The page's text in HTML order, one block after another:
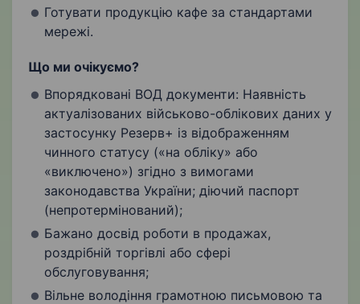
Готувати продукцію кафе за стандартами
мережі.
Що ми очікуємо?
Впорядковані ВОД документи: Наявність
актуалізованих військово-облікових даних у
застосунку Резерв+ із відображенням
чинного статусу («на обліку» або
«виключено») згідно з вимогами
законодавства України; діючий паспорт
(непротермінований);
Бажано досвід роботи в продажах,
роздрібній торгівлі або сфері
обслуговування;
Вільне володіння грамотною письмовою та